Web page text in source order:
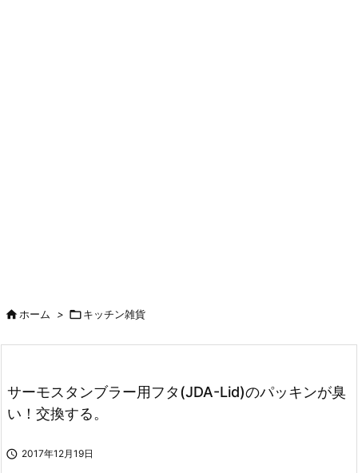
ホーム > キッチン雑貨
サーモスタンブラー用フタ(JDA-Lid)のパッキンが臭
い！交換する。
 2017年12月19日